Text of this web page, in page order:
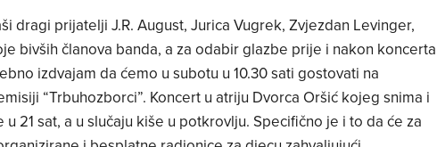
dragi prijatelji J.R. August, Jurica Vugrek, Zvjezdan Levinger,
bivših članova banda, a za odabir glazbe prije i nakon koncerta
izdvajam da ćemo u subotu u 10.30 sati gostovati na
“Trbuhozborci”. Koncert u atriju Dvorca Oršić kojeg snima i
21 sat, a u slučaju kiše u potkrovlju. Specifično je i to da će za